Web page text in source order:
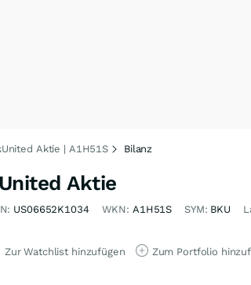
Aktie | A1H51S Bilanz
Aktie
US06652K1034 WKN: A1H51S SYM: BKU
Zur Watchlist hinzufügen Zum Portfolio